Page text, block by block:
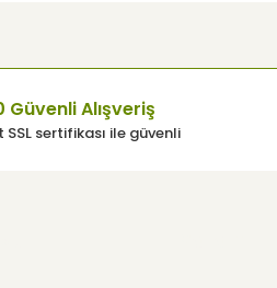
Güvenli Alışveriş
SSL sertifikası ile güvenli